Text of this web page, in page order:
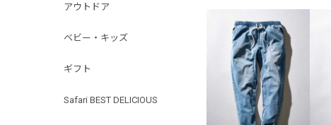
アウトドア
ベビー・キッズ
ギフト
Safari BEST DELICIOUS